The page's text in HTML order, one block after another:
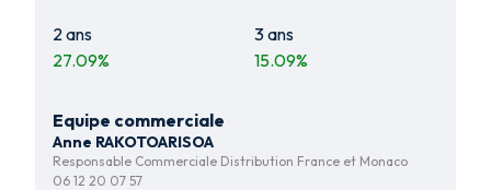
2 ans
27.09%
3 ans
15.09%
Equipe commerciale
Anne RAKOTOARISOA
Responsable Commerciale Distribution France et Monaco
06 12 20 07 57